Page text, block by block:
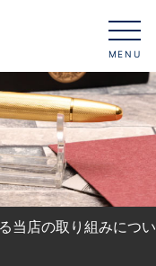
MENU
当店の取り組みについ